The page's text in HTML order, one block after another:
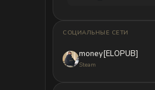
СОЦИАЛЬНЫЕ СЕТИ
money[ELOPUB]
Steam